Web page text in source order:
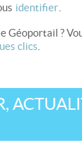
identifier
Géoportail ?
clics